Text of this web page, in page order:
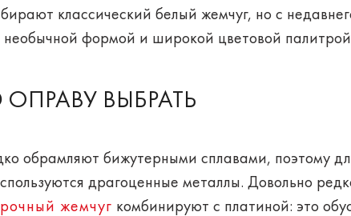
классический белый жемчуг, но с
необычной формой и широкой цветовой
ВЫБРАТЬ
обрамляют бижутерными сплавами, поэтому
драгоценные металлы. Довольно
жемчуг комбинируют с платиной: это